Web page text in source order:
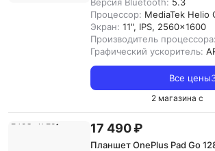
Процессор: MediaTek Helio
Экран: 11", IPS, 2560x1600
Производитель процессора:
Графический ускоритель:
Все цены
2 магазина с
17 490 ₽
Планшет OnePlus Pad Go